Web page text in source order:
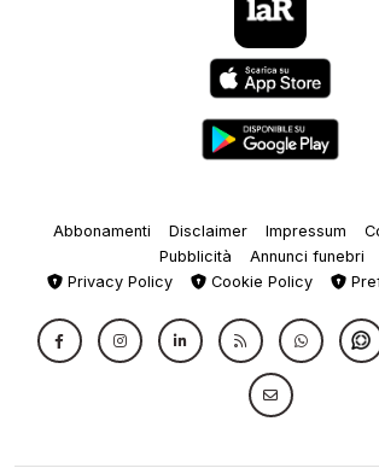
Abbonamenti Disclaimer Impressum
Pubblicità
Annunci funebri
Privacy Policy
Cookie Policy